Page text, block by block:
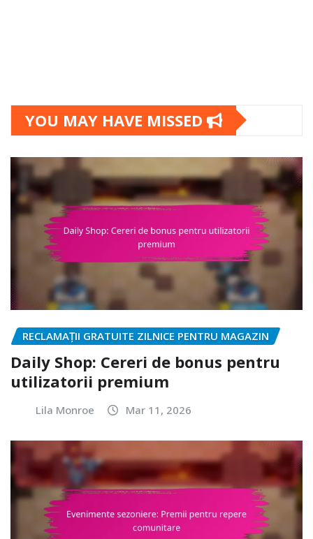
YOU MAY HAVE MISSED
RECLAMAȚII GRATUITE ZILNICE PENTRU MAGAZIN
Daily Shop: Cereri de bonus pentru
utilizatorii premium
Lila Monroe Mar 11, 2026